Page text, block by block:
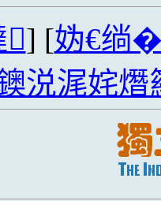
] [妫€绱
涚浘姹熸